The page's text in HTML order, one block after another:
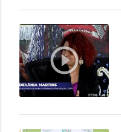
play_circle_outline